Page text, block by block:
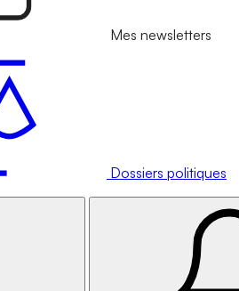
Mes newsletters
Dossiers politiques